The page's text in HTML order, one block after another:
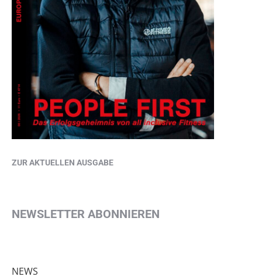
ZUR AKTUELLEN AUSGABE
NEWSLETTER ABONNIEREN
NEWS